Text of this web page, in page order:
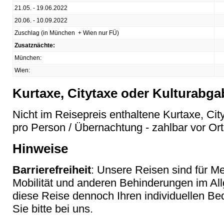
21.05. - 19.06.2022
20.06. - 10.09.2022
Zuschlag (in München + Wien nur FÜ)
Zusatznächte:
München:
Wien:
Kurtaxe, Citytaxe oder
Nicht im Reisepreis enthaltene Kurtaxe,
pro Person / Übernachtung - zahlbar vor Ort
Hinweise
Barrierefreiheit: Unsere Reisen sind für
Mobilität und anderen Behinderungen im
diese Reise dennoch Ihren individuellen
Sie bitte bei uns.